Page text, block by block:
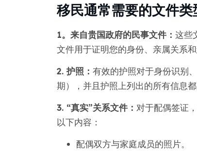
移民通常需要的文件类
1。来自贵国政府的民事文件： 这些
文件用于证明您的身份、亲属关系
2. 护照： 有效的护照对于身份识别
期），并且护照上列出的所有信息
3. “真实”关系文件： 对于配偶签证
以下内容：
配偶双方与家庭成员的照片。